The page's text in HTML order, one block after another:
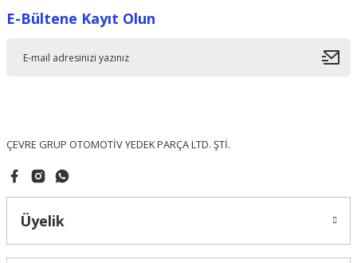
Ürün resmi kalitesiz, bozuk veya görüntülenemiyor.
E-Bültene Kayıt Olun
ÇEVRE GRUP OTOMOTİV YEDEK PARÇA LTD. ŞTİ.
Üyelik